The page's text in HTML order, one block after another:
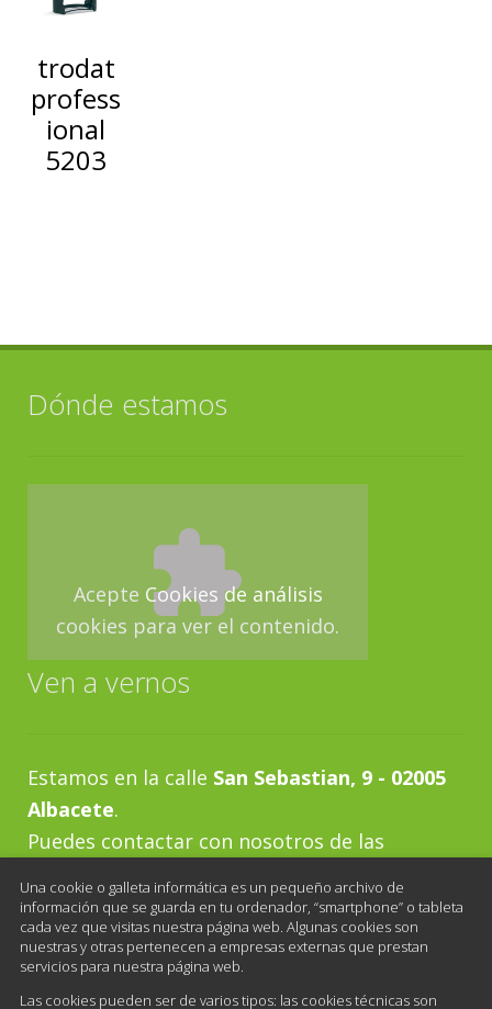
trodat
profess
ional
5203
Dónde estamos
Acepte Cookies de análisis
cookies para ver el contenido.
Ven a vernos
Estamos en la calle San Sebastian, 9 - 02005
Albacete.
Puedes contactar con nosotros de las
Teléfono:967 21 83 94
Horario al público:
De lunes a viernes de 10:00 a 13:30 y de 16:30
Una cookie o galleta informática es un pequeño archivo de
información que se guarda en tu ordenador, “smartphone” o tableta
cada vez que visitas nuestra página web. Algunas cookies son
nuestras y otras pertenecen a empresas externas que prestan
servicios para nuestra página web.
Las cookies pueden ser de varios tipos: las cookies técnicas son